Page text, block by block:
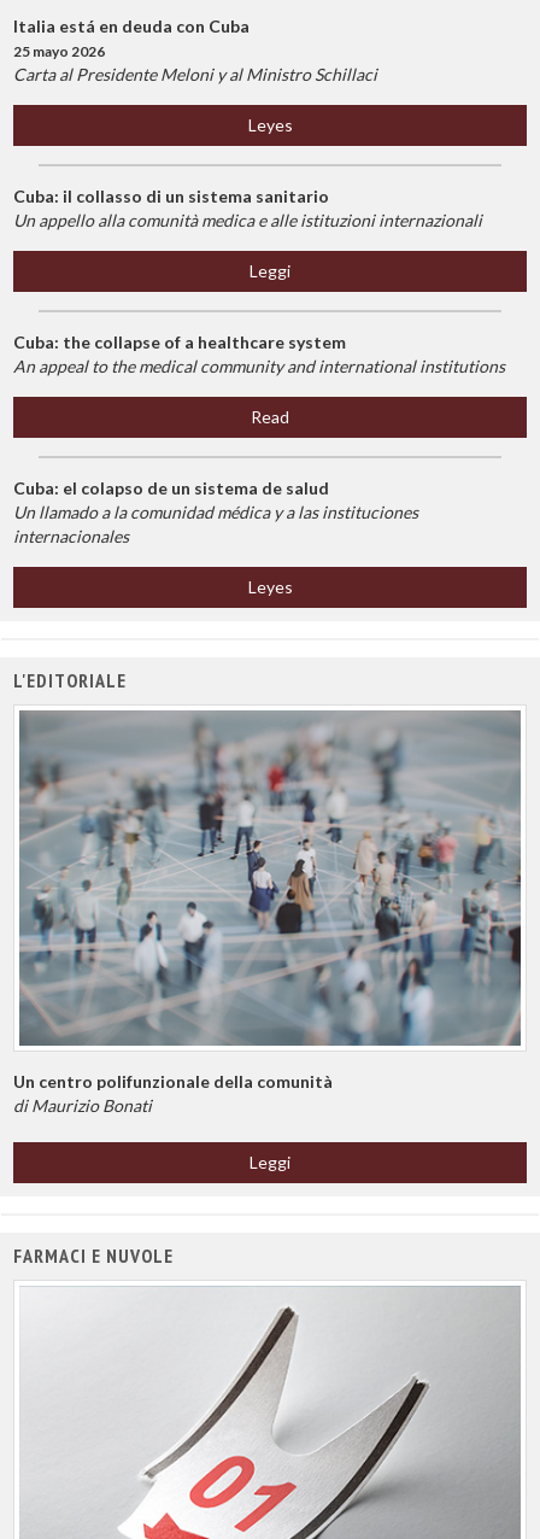
Italia está en deuda con Cuba
25 mayo 2026
Carta al Presidente Meloni y al Ministro Schillaci
Leyes
Cuba: il collasso di un sistema sanitario
Un appello alla comunità medica e alle istituzioni internazionali
Leggi
Cuba: the collapse of a healthcare system
An appeal to the medical community and international institutions
Read
Cuba: el colapso de un sistema de salud
Un llamado a la comunidad médica y a las instituciones
internacionales
Leyes
L'EDITORIALE
Un centro polifunzionale della comunità
di Maurizio Bonati
Leggi
FARMACI E NUVOLE